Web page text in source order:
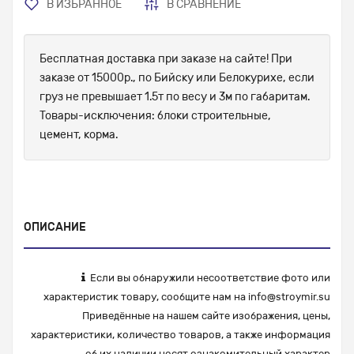
В ИЗБРАННОЕ В СРАВНЕНИЕ
Бесплатная доставка при заказе на сайте! При
заказе от 15000р., по Бийску или Белокурихе, если
груз не превышает 1.5т по весу и 3м по габаритам.
Товары-исключения: блоки строительные,
цемент, корма.
ОПИСАНИЕ
Если вы обнаружили несоответствие фото или
характеристик товару, сообщите нам на info@stroymir.su
Приведённые на нашем сайте изображения, цены,
характеристики, количество товаров, а также информация